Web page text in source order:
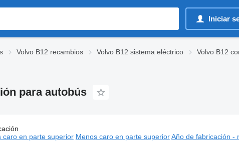
Iniciar
Volvo B12 recambios Volvo B12 sistema eléctrico
Volvo B12
para autobús
conmutadores en la columna de dirección para autobús
caro en parte superior Menos caro en parte superior Año de fabricación -